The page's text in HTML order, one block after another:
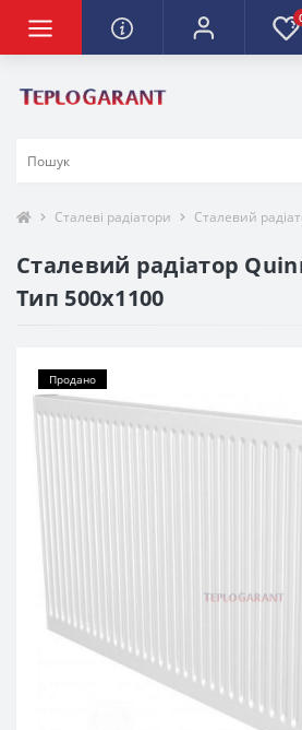
Сталеві радіатори Сталевий
Сталевий радіатор
Тип 500х1100
Продано